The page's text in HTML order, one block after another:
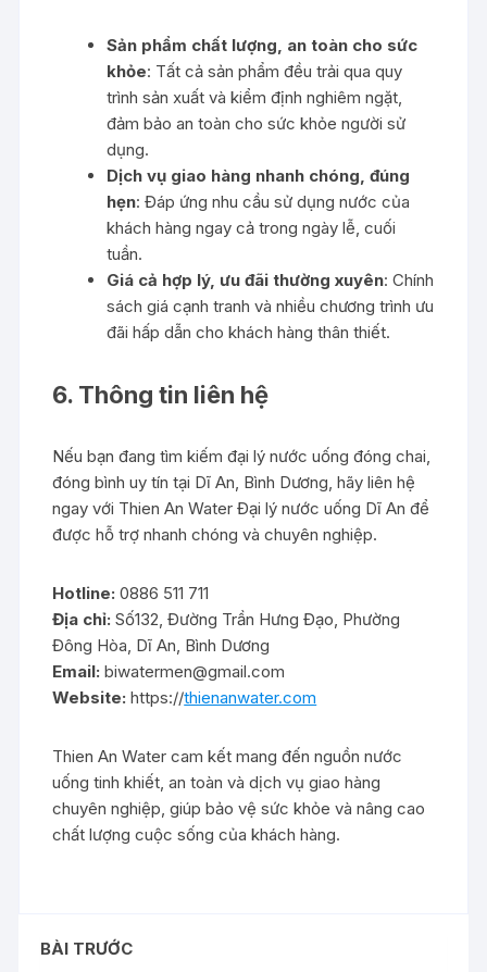
Sản phẩm chất lượng, an toàn cho sức
khỏe: Tất cả sản phẩm đều trải qua quy
trình sản xuất và kiểm định nghiêm ngặt,
đảm bảo an toàn cho sức khỏe người sử
dụng.
Dịch vụ giao hàng nhanh chóng, đúng
hẹn: Đáp ứng nhu cầu sử dụng nước của
khách hàng ngay cả trong ngày lễ, cuối
tuần.
Giá cả hợp lý, ưu đãi thường xuyên: Chính
sách giá cạnh tranh và nhiều chương trình ưu
đãi hấp dẫn cho khách hàng thân thiết.
6. Thông tin liên hệ
Nếu bạn đang tìm kiếm đại lý nước uống đóng chai,
đóng bình uy tín tại Dĩ An, Bình Dương, hãy liên hệ
ngay với Thien An Water Đại lý nước uống Dĩ An để
được hỗ trợ nhanh chóng và chuyên nghiệp.
Hotline: 0886 511 711
Địa chỉ: Số132, Đường Trần Hưng Đạo, Phường
Đông Hòa, Dĩ An, Bình Dương
Email: biwatermen@gmail.com
Website: https://thienanwater.com
Thien An Water cam kết mang đến nguồn nước
uống tinh khiết, an toàn và dịch vụ giao hàng
chuyên nghiệp, giúp bảo vệ sức khỏe và nâng cao
chất lượng cuộc sống của khách hàng.
BÀI TRƯỚC